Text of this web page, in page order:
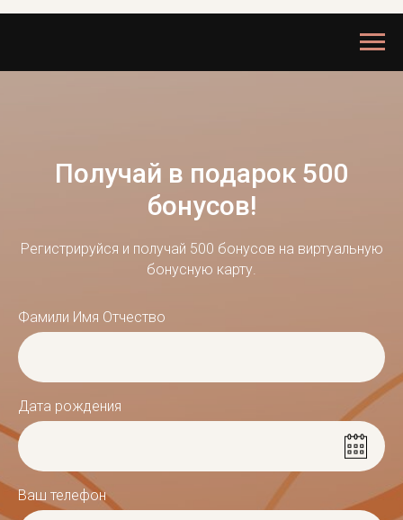
Получай в подарок 500
бонусов!
Регистрируйся и получай 500 бонусов на виртуальную
бонусную карту.
Фамили Имя Отчество
Дата рождения
Ваш телефон